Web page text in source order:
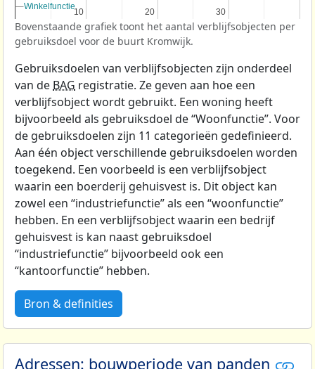
10
10 20
20 30
30
Winkelfunctie
Winkelfunctie
Bovenstaande grafiek toont het aantal verblijfsobjecten per
gebruiksdoel voor de buurt Kromwijk.
Gebruiksdoelen van verblijfsobjecten zijn onderdeel
van de BAG registratie. Ze geven aan hoe een
verblijfsobject wordt gebruikt. Een woning heeft
bijvoorbeeld als gebruiksdoel de “Woonfunctie”. Voor
de gebruiksdoelen zijn 11 categorieën gedefinieerd.
Aan één object verschillende gebruiksdoelen worden
toegekend. Een voorbeeld is een verblijfsobject
waarin een boerderij gehuisvest is. Dit object kan
zowel een “industriefunctie” als een “woonfunctie”
hebben. En een verblijfsobject waarin een bedrijf
gehuisvest is kan naast gebruiksdoel
“industriefunctie” bijvoorbeeld ook een
“kantoorfunctie” hebben.
Bron & definities
Adressen: bouwperiode van panden